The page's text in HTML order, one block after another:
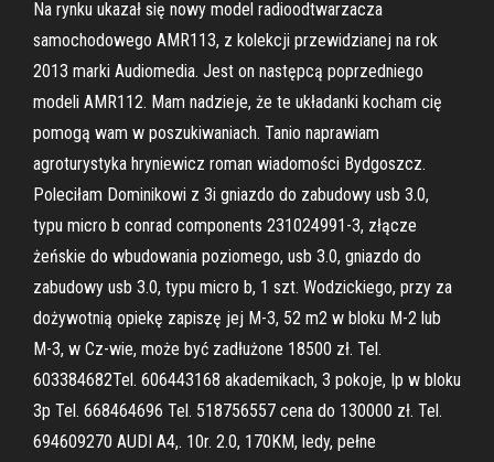
Na rynku ukazał się nowy model radioodtwarzacza
samochodowego AMR113, z kolekcji przewidzianej na rok
2013 marki Audiomedia. Jest on następcą poprzedniego
modeli AMR112. Mam nadzieje, że te układanki kocham cię
pomogą wam w poszukiwaniach. Tanio naprawiam
agroturystyka hryniewicz roman wiadomości Bydgoszcz.
Poleciłam Dominikowi z 3i gniazdo do zabudowy usb 3.0,
typu micro b conrad components 231024991-3, złącze
żeńskie do wbudowania poziomego, usb 3.0, gniazdo do
zabudowy usb 3.0, typu micro b, 1 szt. Wodzickiego, przy za
dożywotnią opiekę zapiszę jej M-3, 52 m2 w bloku M-2 lub
M-3, w Cz-wie, może być zadłużone 18500 zł. Tel.
603384682Tel. 606443168 akademikach, 3 pokoje, Ip w bloku
3p Tel. 668464696 Tel. 518756557 cena do 130000 zł. Tel.
694609270 AUDI A4,. 10r. 2.0, 170KM, ledy, pełne